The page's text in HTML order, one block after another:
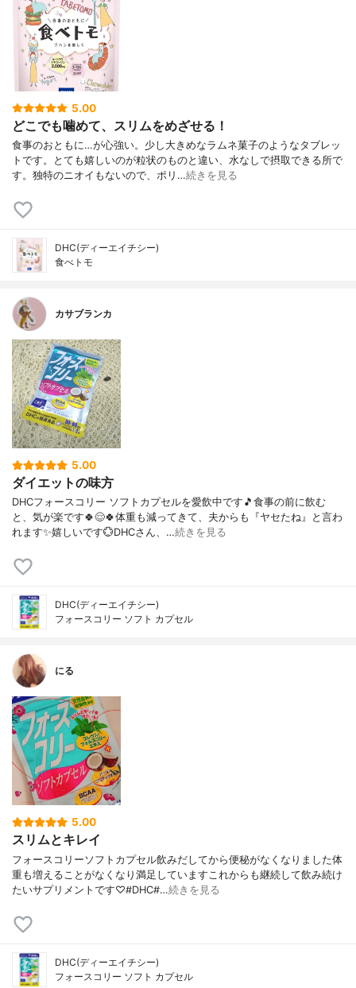
5.00
どこでも噛めて、スリムをめざせる！
食事のおともに…が心強い。少し大きめなラムネ菓子のようなタブレッ
トです。とても嬉しいのが粒状のものと違い、水なしで摂取できる所で
す。独特のニオイもないので、ポリ…続きを見る
DHC(ディーエイチシー)
食べトモ
カサブランカ
5.00
ダイエットの味方
DHCフォースコリー ソフトカプセルを愛飲中です🎵食事の前に飲む
と、気が楽です🍀😌🍀体重も減ってきて、夫からも『ヤセたね』と言わ
れます✨嬉しいです💮DHCさん、…続きを見る
DHC(ディーエイチシー)
フォースコリー ソフト カプセル
にる
5.00
スリムとキレイ
フォースコリーソフトカプセル飲みだしてから便秘がなくなりました体
重も増えることがなくなり満足していますこれからも継続して飲み続け
たいサプリメントです♡#DHC#…続きを見る
DHC(ディーエイチシー)
フォースコリー ソフト カプセル